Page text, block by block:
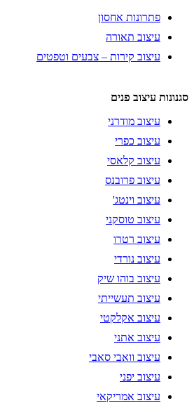
פתרונות אחסון
עיצוב תאורה
עיצוב קירות – צבעים וטפטים
סגנונות עיצוב פנים
עיצוב מודרני
עיצוב כפרי
עיצוב קלאסי
עיצוב פרובנס
עיצוב וינטג'
עיצוב טוסקני
עיצוב רטרו
עיצוב נורדי
עיצוב בוהו שיק
עיצוב תעשייתי
עיצוב אקלקטי
עיצוב אתני
עיצוב וואבי סאבי
עיצוב יפני
עיצוב אמריקאי